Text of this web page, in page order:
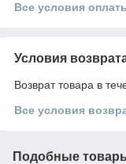
Все условия
Условия
Возврат товара в
Все условия
Подобные